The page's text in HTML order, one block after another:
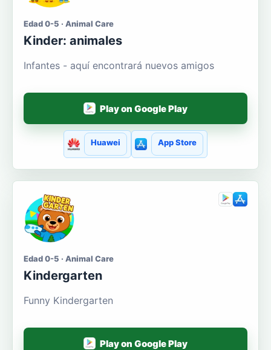
Edad 0-5 · Animal Care
Kinder: animales
Infantes - aquí encontrará nuevos amigos
Play on Google Play
Huawei App Store
Edad 0-5 · Animal Care
Kindergarten
Funny Kindergarten
Play on Google Play